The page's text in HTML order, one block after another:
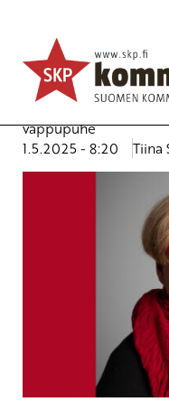
SKP:n pääsihteeri
2025
Ajankohtaista
Avainsanat:rauha,
vappupuhe
1.5.2025 - 8:20
Tiina